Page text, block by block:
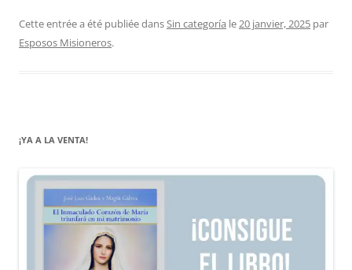
Cette entrée a été publiée dansSin categoría le20 janvier, 2025 par
Esposos Misioneros.
¡YA A LA VENTA!